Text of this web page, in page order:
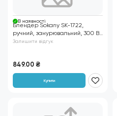
В нaявності
Блендер Sokany SK-1722,
ручний, занурювальний, 300 Вт,
помаранчевий
Залишити відгук
849.00 ₴
Купити